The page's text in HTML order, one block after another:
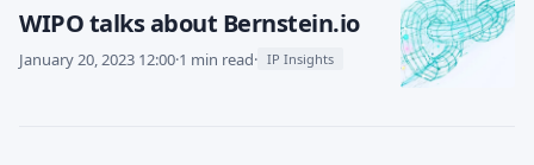
WIPO talks about Bernstein.io
January 20, 2023 12:00·1 min read· IP Insights